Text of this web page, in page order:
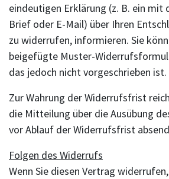
eindeutigen Erklärung (z. B. ein mit
Brief oder E-Mail) über Ihren
zu widerrufen, informieren. Sie
beigefügte Muster-
das jedoch nicht vorgeschrieben ist.
Zur Wahrung der Widerrufsfrist
die Mitteilung über die Ausübung
vor Ablauf der Widerrufsfrist
Folgen des Widerrufs
Wenn Sie diesen Vertrag